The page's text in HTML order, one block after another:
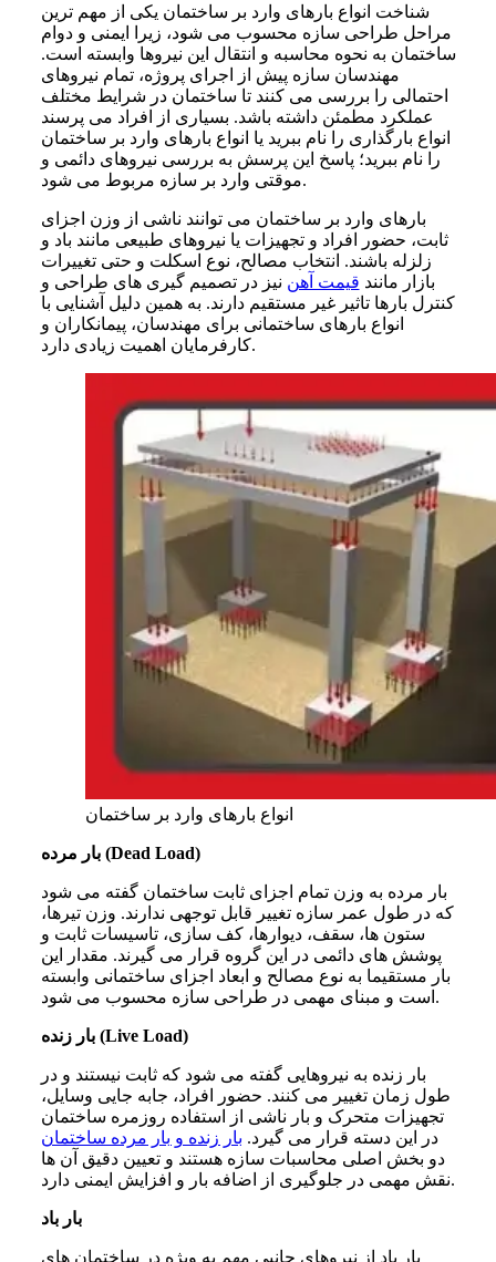
شناخت انواع بارهای وارد بر ساختمان یکی از مهم ترین
مراحل طراحی سازه محسوب می شود، زیرا ایمنی و دوام
ساختمان به نحوه محاسبه و انتقال این نیروها وابسته است.
مهندسان سازه پیش از اجرای پروژه، تمام نیروهای
احتمالی را بررسی می کنند تا ساختمان در شرایط مختلف
عملکرد مطمئن داشته باشد. بسیاری از افراد می پرسند
انواع بارگذاری را نام ببرید یا انواع بارهای وارد بر ساختمان
را نام ببرید؛ پاسخ این پرسش به بررسی نیروهای دائمی و
موقتی وارد بر سازه مربوط می شود.
بارهای وارد بر ساختمان می توانند ناشی از وزن اجزای
ثابت، حضور افراد و تجهیزات یا نیروهای طبیعی مانند باد و
زلزله باشند. انتخاب مصالح، نوع اسکلت و حتی تغییرات
بازار مانند قیمت آهن نیز در تصمیم گیری های طراحی و
کنترل بارها تاثیر غیر مستقیم دارند. به همین دلیل آشنایی با
انواع بارهای ساختمانی برای مهندسان، پیمانکاران و
کارفرمایان اهمیت زیادی دارد.
انواع بارهای وارد بر ساختمان
بار مرده (Dead Load)
بار مرده به وزن تمام اجزای ثابت ساختمان گفته می شود
که در طول عمر سازه تغییر قابل توجهی ندارند. وزن تیرها،
ستون ها، سقف، دیوارها، کف سازی، تاسیسات ثابت و
پوشش های دائمی در این گروه قرار می گیرند. مقدار این
بار مستقیما به نوع مصالح و ابعاد اجزای ساختمانی وابسته
است و مبنای مهمی در طراحی سازه محسوب می شود.
بار زنده (Live Load)
بار زنده به نیروهایی گفته می شود که ثابت نیستند و در
طول زمان تغییر می کنند. حضور افراد، جابه جایی وسایل،
تجهیزات متحرک و بار ناشی از استفاده روزمره ساختمان
در این دسته قرار می گیرد. بار زنده و بار مرده‌ ساختمان
دو بخش اصلی محاسبات سازه هستند و تعیین دقیق آن ها
نقش مهمی در جلوگیری از اضافه بار و افزایش ایمنی دارد.
بار باد
بار باد از نیروهای جانبی مهم به ویژه در ساختمان های